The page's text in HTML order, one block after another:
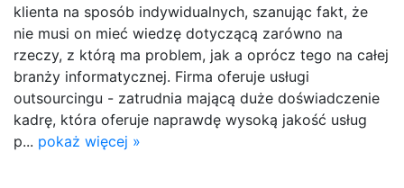
klienta na sposób indywidualnych, szanując fakt, że
nie musi on mieć wiedzę dotyczącą zarówno na
rzeczy, z którą ma problem, jak a oprócz tego na całej
branży informatycznej. Firma oferuje usługi
outsourcingu - zatrudnia mającą duże doświadczenie
kadrę, która oferuje naprawdę wysoką jakość usług
p... pokaż więcej »